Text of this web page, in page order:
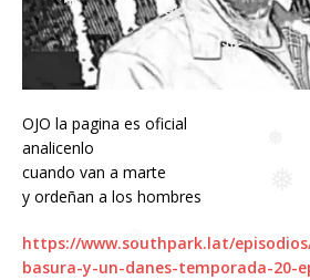
❅
❅
❅
❅
❅
❅
OJO la pagina es oficial
analicenlo
cuando van a marte
y ordeñan a los hombres
https://www.southpark.lat/
basura-y-un-danes-temporada-20-